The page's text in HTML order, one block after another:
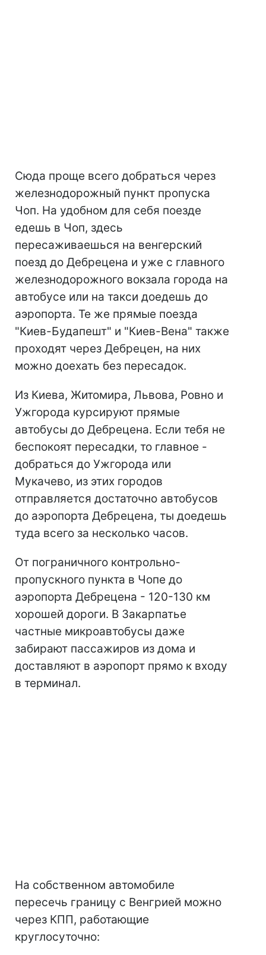
Сюда проще всего добраться через
железнодорожный пункт пропуска
Чоп. На удобном для себя поезде
едешь в Чоп, здесь
пересаживаешься на венгерский
поезд до Дебрецена и уже с главного
железнодорожного вокзала города на
автобусе или на такси доедешь до
аэропорта. Те же прямые поезда
"Киев-Будапешт" и "Киев-Вена" также
проходят через Дебрецен, на них
можно доехать без пересадок.
Из Киева, Житомира, Львова, Ровно и
Ужгорода курсируют прямые
автобусы до Дебрецена. Если тебя не
беспокоят пересадки, то главное -
добраться до Ужгорода или
Мукачево, из этих городов
отправляется достаточно автобусов
до аэропорта Дебрецена, ты доедешь
туда всего за несколько часов.
От пограничного контрольно-
пропускного пункта в Чопе до
аэропорта Дебрецена - 120-130 км
хорошей дороги. В Закарпатье
частные микроавтобусы даже
забирают пассажиров из дома и
доставляют в аэропорт прямо к входу
в терминал.
На собственном автомобиле
пересечь границу с Венгрией можно
через КПП, работающие
круглосуточно: